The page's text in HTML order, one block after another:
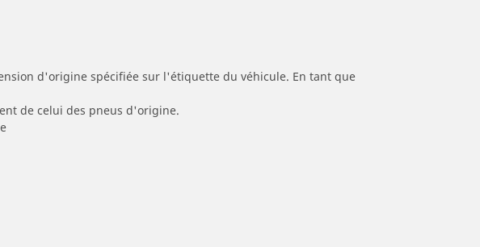
d'origine spécifiée sur l'étiquette du véhicule. En tant que
de celui des pneus d'origine.